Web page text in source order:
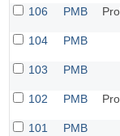
106 PMB
104 PMB
103 PMB
102 PMB
101 PMB